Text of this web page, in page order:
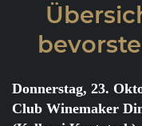
Donnerstag, 23.
Club Winemaker